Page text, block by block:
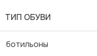
ТИП ОБУВИ
ботильоны